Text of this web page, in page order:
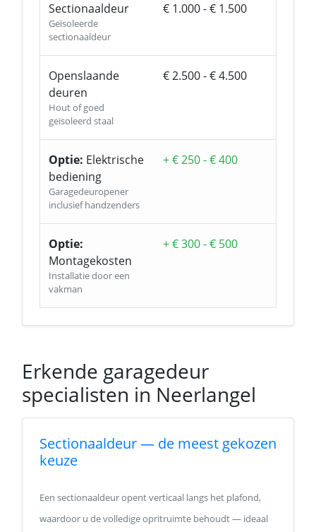
Sectionaaldeur
Geïsoleerde
sectionaaldeur
€ 1.000 - € 1.500
Openslaande
deuren
Hout of goed
geïsoleerd staal
€ 2.500 - € 4.500
Optie: Elektrische
bediening
Garagedeuropener
inclusief handzenders
+ € 250 - € 400
Optie:
Montagekosten
Installatie door een
vakman
+ € 300 - € 500
Erkende garagedeur
specialisten in Neerlangel
Sectionaaldeur — de meest gekozen
keuze
Een sectionaaldeur opent verticaal langs het plafond,
waardoor u de volledige opritruimte behoudt — ideaal